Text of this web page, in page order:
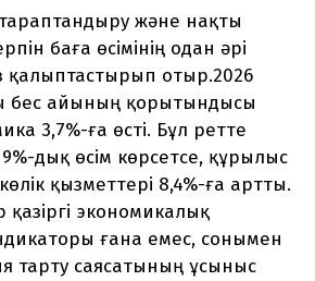
және нақты
баға өсімінің одан әрі
қалыптастырып отыр.2026
бес айының қорытындысы
3,7%-ға өсті. Бұл ретте
9%-дық өсім көрсетсе, құрылыс
қызметтері 8,4%-ға артты.
қазіргі экономикалық
ғана емес, сонымен
тарту саясатының ұсыныс